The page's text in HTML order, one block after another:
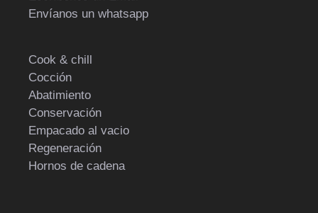
Envíanos un whatsapp
Cook & chill
Cocción
Abatimiento
Conservación
Empacado al vacio
Regeneración
Hornos de cadena